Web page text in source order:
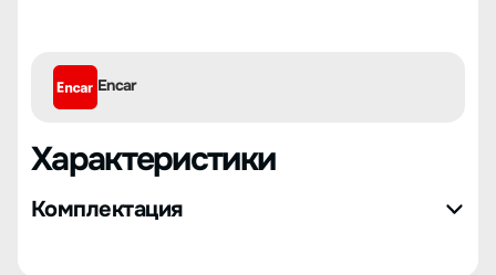
Encar
Характеристики
Комплектация